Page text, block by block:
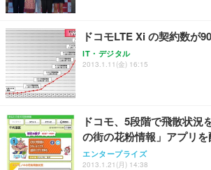
ドコモLTE Xi の契約数が
IT・デジタル
2013.1.11(金) 16:15
ドコモ、5段階で飛散状況
の街の花粉情報」アプリ
エンタープライズ
2013.1.21(月) 14:38